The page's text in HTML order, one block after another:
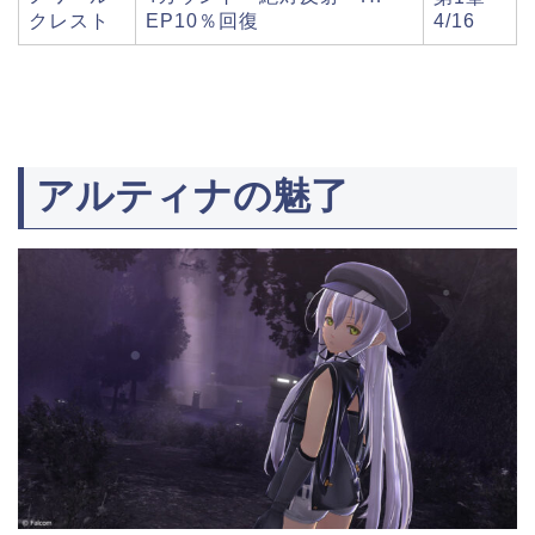
クレスト
EP10％回復
4/16
アルティナの魅了